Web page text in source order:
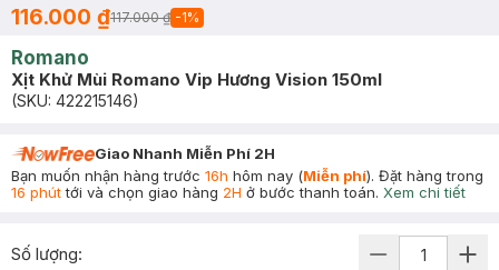
116.000 ₫117.000 ₫ -1%
Romano
Xịt Khử Mùi Romano Vip Hương Vision 150ml
(SKU: 422215146)
Giao Nhanh Miễn Phí 2H
Bạn muốn nhận hàng trước 16h hôm nay (Miễn phí). Đặt hàng trong
16 phúttới và chọn giao hàng 2H ở bước thanh toán. Xem chi tiết
Số lượng: